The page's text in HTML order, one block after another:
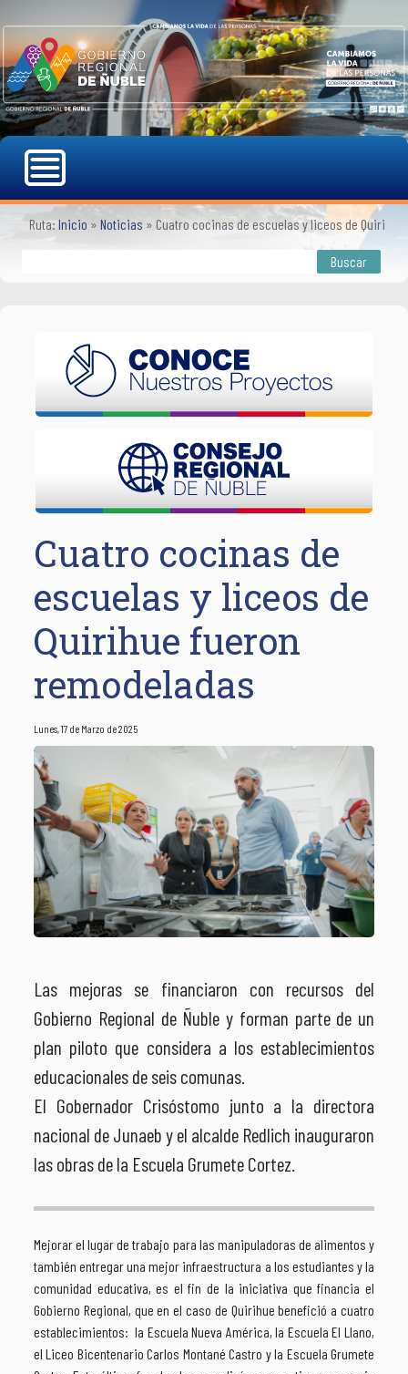
Ruta: Inicio » Noticias » Cuatro cocinas de escuelas y liceos de
Cuatro cocinas de
escuelas y liceos de
Quirihue fueron
remodeladas
Lunes, 17 de Marzo de 2025
Las mejoras se financiaron con recursos del
Gobierno Regional de Ñuble y forman parte de un
plan piloto que considera a los establecimientos
educacionales de seis comunas.
El Gobernador Crisóstomo junto a la directora
nacional de Junaeb y el alcalde Redlich inauguraron
las obras de la Escuela Grumete Cortez.
Mejorar el lugar de trabajo para las manipuladoras de alimentos y
también entregar una mejor infraestructura a los estudiantes y la
comunidad educativa, es el fin de la iniciativa que financia el
Gobierno Regional, que en el caso de Quirihue benefició a cuatro
establecimientos: la Escuela Nueva América, la Escuela El Llano,
el Liceo Bicentenario Carlos Montané Castro y la Escuela Grumete